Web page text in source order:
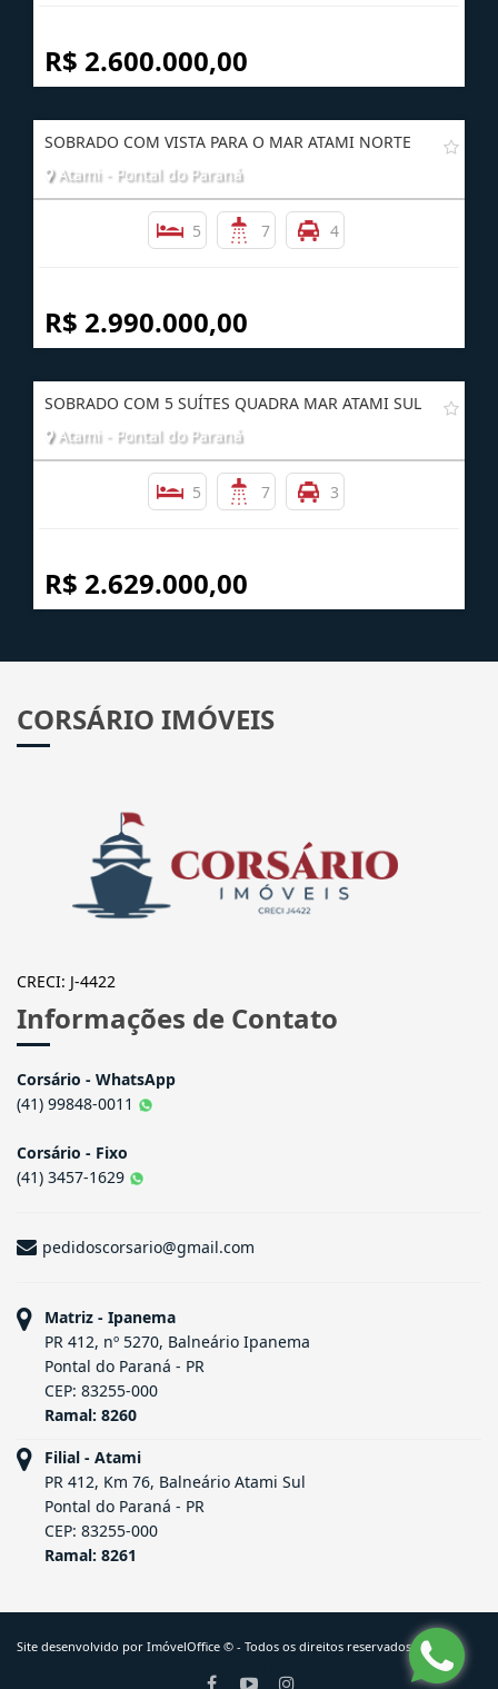
5
R$ 2.600.000,00
SOBRADO COM VISTA PARA O MAR ATAMI NORTE
5
R$ 2.990.000,00
SOBRADO COM 5 SUÍTES QUADRA MAR ATAMI SUL
5
R$ 2.629.000,00
CORSÁRIO IMÓVEIS
CRECI: J-4422
Informações de Contato
Corsário - WhatsApp
(41) 99848-0011
Corsário - Fixo
(41) 3457-1629
pedidoscorsario@gmail.com
Matriz - Ipanema
PR 412, nº 5270, Balneário Ipanema
Pontal do Paraná - PR
CEP: 83255-000
Ramal: 8260
Filial - Atami
PR 412, Km 76, Balneário Atami Sul
CEP: 83255-000
Ramal: 8261